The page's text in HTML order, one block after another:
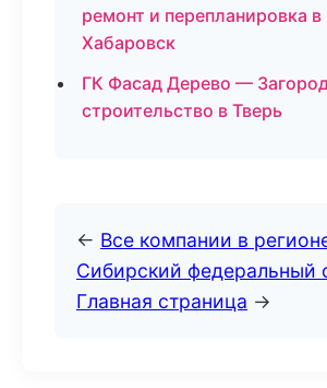
ремонт и перепланировка в
Хабаровск
ГК Фасад Дерево —
строительство в Тверь
← Все компании в
Сибирский федеральный
Главная страница →